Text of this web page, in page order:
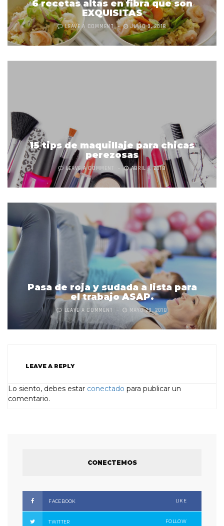
6 recetas altas en fibra que son
EXQUISITAS
LEAVE A COMMENT JULIO 3, 2018
15 tips de maquillaje para chicas
perezosas
LEAVE A COMMENT ABRIL 1, 2018
Pasa de roja y sudada a lista para
el trabajo ASAP.
LEAVE A COMMENT MAYO 29, 2018
LEAVE A REPLY
Lo siento, debes estar conectado para publicar un
comentario.
CONECTEMOS
FACEBOOK LIKE
TWITTER FOLLOW